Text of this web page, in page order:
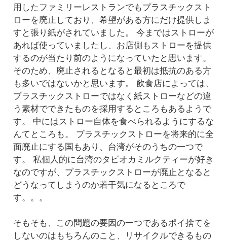
用したファミリーレストランでもプラスチックスト
ローを廃止しており、希望がある方にだけ提供しま
すと張り紙がされていました。 今まではストローが
あれば使っていましたし、お店側もストローを提供
するのが当たり前のようになっていたと思います。
そのため、廃止されるとなると最初は抵抗のある方
も多いではないかと思います。 飲食店によっては、
プラスチックストローではなく紙ストローなどの違
う素材でできたものを採用するところもあるようで
す。 中にはストロー自体を食べられるようにするな
んてところも。 プラスチックストローを将来的に全
面廃止にする国もあり、台湾がそのうちの一つで
す。 私個人的に台湾のタピオカミルクティーが好き
なのですが、プラスチックストローが廃止となると
どうなってしまうのか若干気になるところで
す。。。
そもそも、この問題の要因の一つであるポイ捨てを
しないのはもちろんのこと、リサイクルできるもの